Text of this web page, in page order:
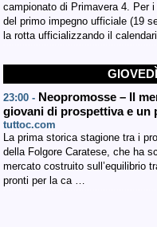
campionato di Primavera 4. Per
del primo impegno ufficiale (19
la rotta ufficializzando il
23:00 - Neopromosse – Il
giovani di prospettiva e un
tuttoc.com
La prima storica stagione tra i
della Folgore Caratese, che ha
mercato costruito sull’equilibrio
pronti per la ca …